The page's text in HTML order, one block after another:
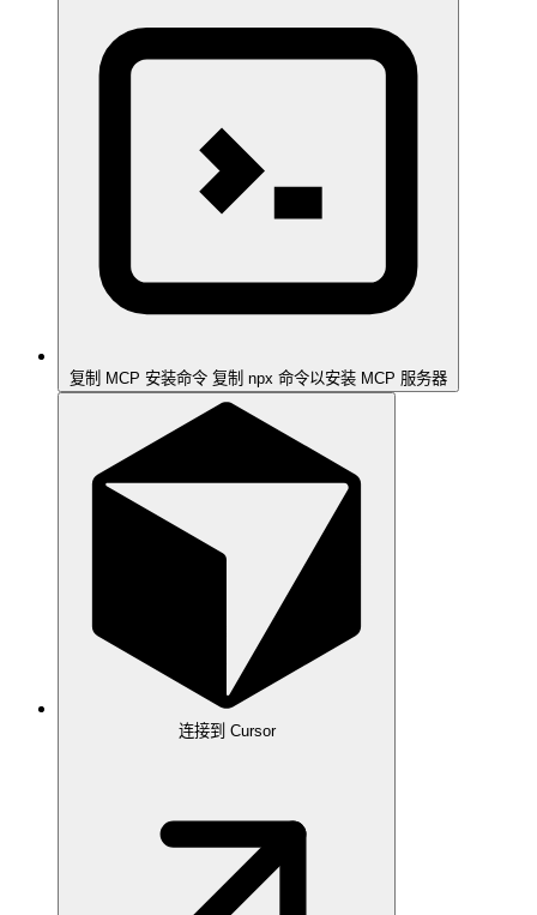
复制 MCP 安装命令 复制 npx 命令以安装 MCP 服务器
连接到 Cursor